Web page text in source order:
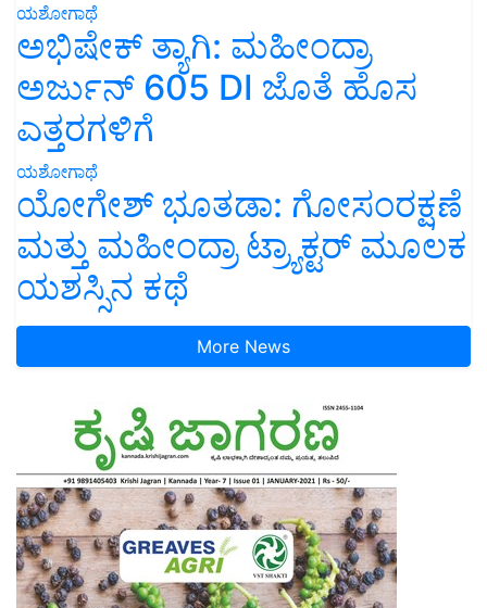
ಯಶೋಗಾಥೆ
ಅಭಿಷೇಕ್ ತ್ಯಾಗಿ: ಮಹೀಂದ್ರಾ
ಅರ್ಜುನ್ 605 DI ಜೊತೆ ಹೊಸ
ಎತ್ತರಗಳಿಗೆ
ಯಶೋಗಾಥೆ
ಯೋಗೇಶ್ ಭೂತಡಾ: ಗೋಸಂರಕ್ಷಣೆ
ಮತ್ತು ಮಹೀಂದ್ರಾ ಟ್ರ್ಯಾಕ್ಟರ್ ಮೂಲಕ
ಯಶಸ್ಸಿನ ಕಥೆ
More News